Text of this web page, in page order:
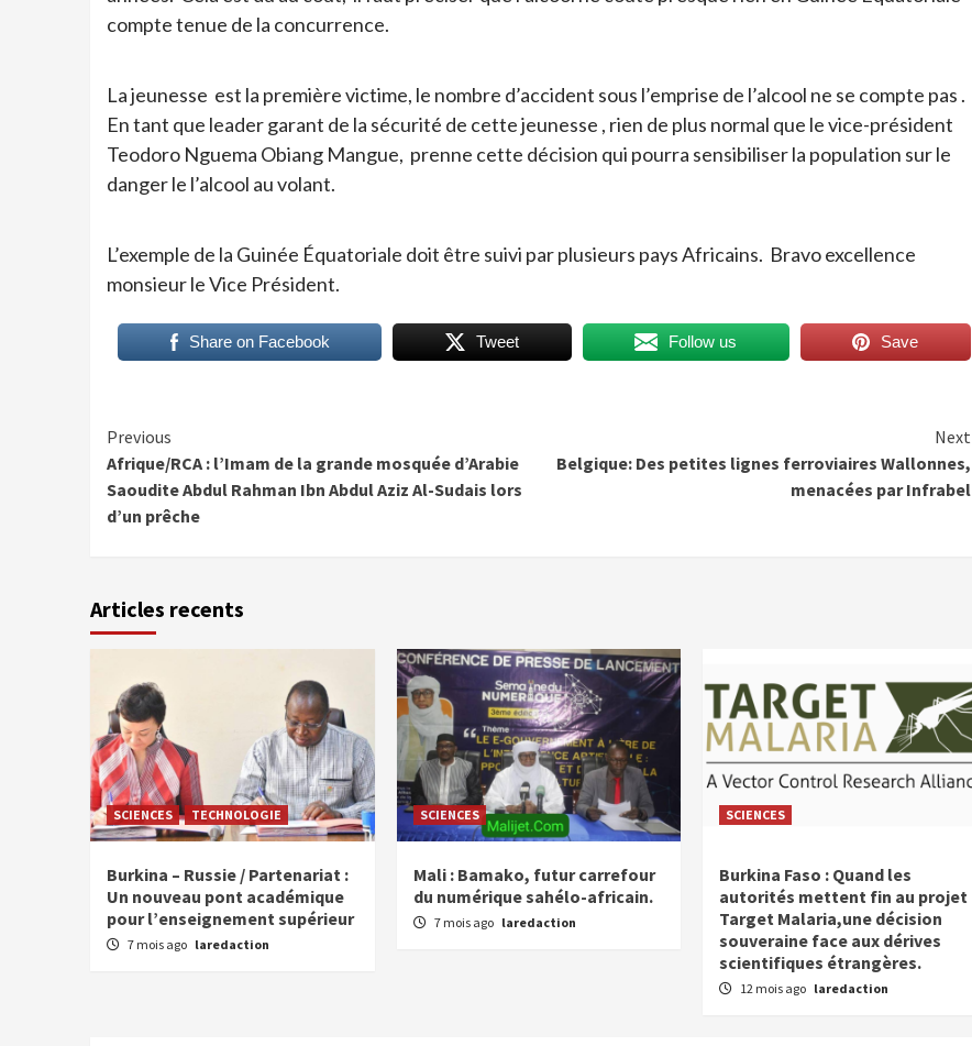
compte tenue de la concurrence.
La jeunesse est la première victime, le nombre d’accident sous l’emprise de l’alcool ne se compte pas .
En tant que leader garant de la sécurité de cette jeunesse , rien de plus normal que le vice-président
Teodoro Nguema Obiang Mangue, prenne cette décision qui pourra sensibiliser la population sur le
danger le l’alcool au volant.
L’exemple de la Guinée Équatoriale doit être suivi par plusieurs pays Africains. Bravo excellence
monsieur le Vice Président.
Share on Facebook Tweet Follow us Save
Continue
Reading
Previous
Afrique/RCA : l’Imam de la grande mosquée d’Arabie
Saoudite Abdul Rahman Ibn Abdul Aziz Al-Sudais lors
d’un prêche
Next
Belgique: Des petites lignes ferroviaires Wallonnes,
menacées par Infrabel
Articles recents
SCIENCES TECHNOLOGIE
Burkina – Russie / Partenariat :
Un nouveau pont académique
pour l’enseignement supérieur
7 mois ago laredaction
SCIENCES
Mali : Bamako, futur carrefour
du numérique sahélo-africain.
7 mois ago laredaction
SCIENCES
Burkina Faso : Quand les
autorités mettent fin au projet
Target Malaria,une décision
souveraine face aux dérives
scientifiques étrangères.
12 mois ago laredaction